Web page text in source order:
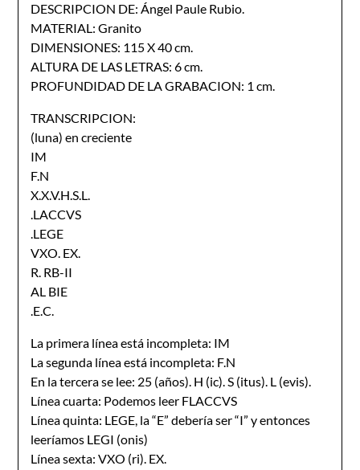
DESCRIPCION DE: Ángel Paule Rubio.
MATERIAL: Granito
DIMENSIONES: 115 X 40 cm.
ALTURA DE LAS LETRAS: 6 cm.
PROFUNDIDAD DE LA GRABACION: 1 cm.
TRANSCRIPCION:
(luna) en creciente
IM
F.N
X.X.V.H.S.L.
.LACCVS
.LEGE
VXO. EX.
R. RB-II
AL BIE
.E.C.
La primera línea está incompleta: IM
La segunda línea está incompleta: F.N
En la tercera se lee: 25 (años). H (ic). S (itus). L (evis).
Línea cuarta: Podemos leer FLACCVS
Línea quinta: LEGE, la “E” debería ser “I” y entonces
leeríamos LEGI (onis)
Línea sexta: VXO (ri). EX.